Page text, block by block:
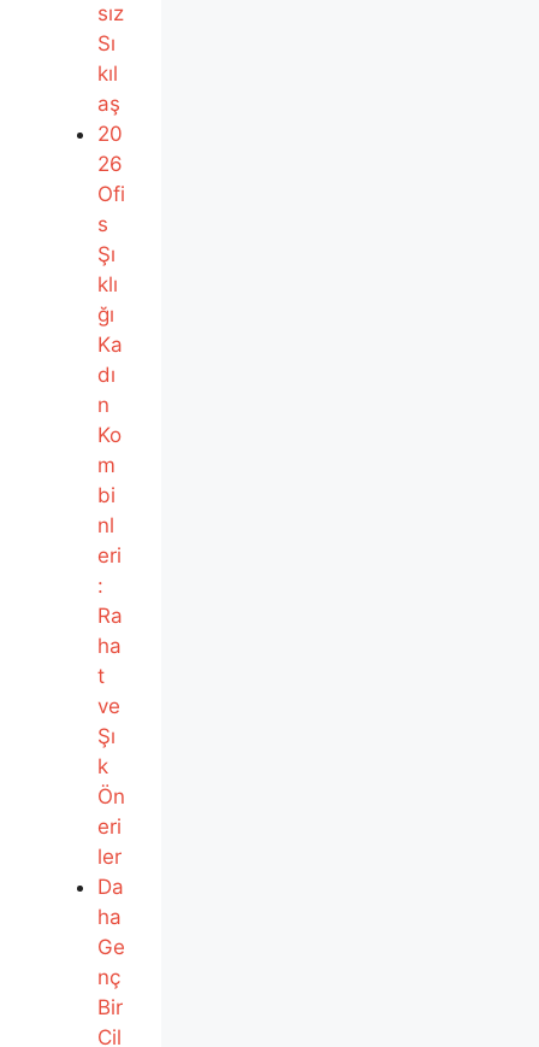
sız
Sı
kıl
aş
20
26
Ofi
s
Şı
klı
ğı
Ka
dı
n
Ko
m
bi
nl
eri
:
Ra
ha
t
ve
Şı
k
Ön
eri
ler
Da
ha
Ge
nç
Bir
Cil